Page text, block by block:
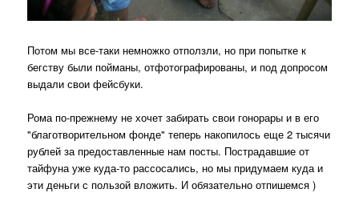
Потом мы все-таки немножко отползли, но при попытке к
бегству были пойманы, отфотографированы, и под допросом
выдали свои фейсбуки.
Рома по-прежнему не хочет забирать свои гонорары и в его
"благотворительном фонде" теперь накопилось еще 2 тысячи
рублей за предоставленные нам посты. Пострадавшие от
тайфуна уже куда-то рассосались, но мы придумаем куда и
эти деньги с пользой вложить. И обязательно отпишемся )